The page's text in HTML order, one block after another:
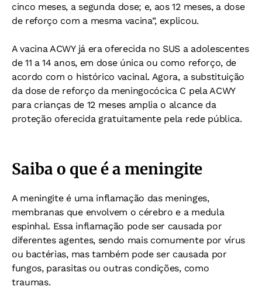
cinco meses, a segunda dose; e, aos 12 meses, a dose
de reforço com a mesma vacina”, explicou.
A vacina ACWY já era oferecida no SUS a adolescentes
de 11 a 14 anos, em dose única ou como reforço, de
acordo com o histórico vacinal. Agora, a substituição
da dose de reforço da meningocócica C pela ACWY
para crianças de 12 meses amplia o alcance da
proteção oferecida gratuitamente pela rede pública.
Saiba o que é a meningite
A meningite é uma inflamação das meninges,
membranas que envolvem o cérebro e a medula
espinhal. Essa inflamação pode ser causada por
diferentes agentes, sendo mais comumente por vírus
ou bactérias, mas também pode ser causada por
fungos, parasitas ou outras condições, como
traumas.